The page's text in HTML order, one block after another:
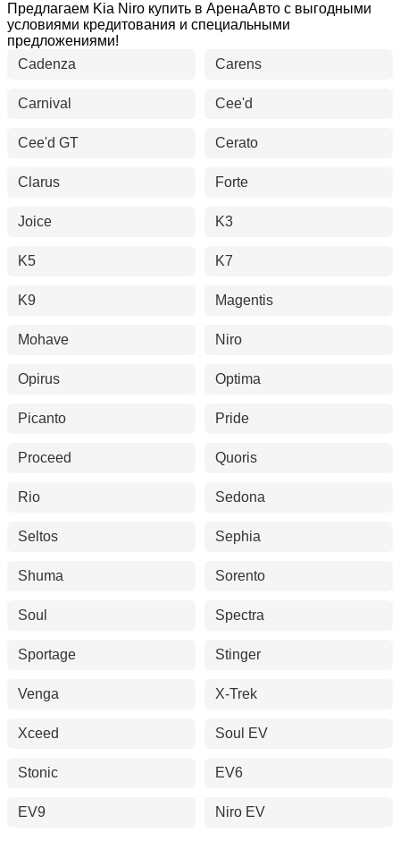
Предлагаем Kia Niro купить в АренаАвто с выгодными
условиями кредитования и специальными
предложениями!
Cadenza
Carens
Carnival Cee'd
Cee'd GT Cerato
Clarus Forte
Joice K3
K5 K7
K9 Magentis
Mohave Niro
Opirus Optima
Picanto Pride
Proceed Quoris
Rio Sedona
Seltos Sephia
Shuma Sorento
Soul Spectra
Sportage Stinger
Venga X-Trek
Xceed Soul EV
Stonic EV6
EV9 Niro EV